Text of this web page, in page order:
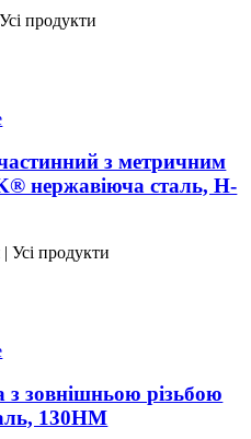
продукти
з метричним
нержавіюча сталь, H-
Усі продукти
з зовнішньою різьбою
130HM